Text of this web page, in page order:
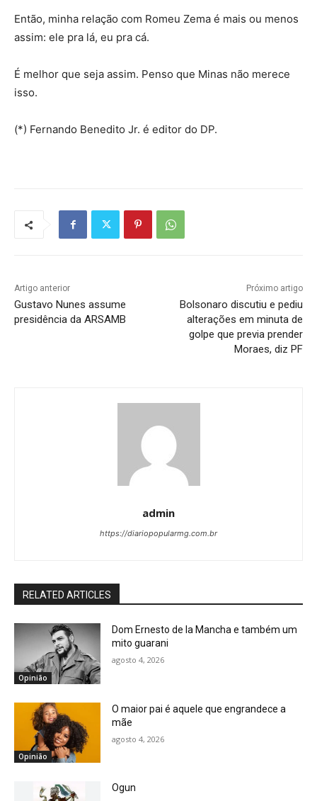
Então, minha relação com Romeu Zema é mais ou menos
assim: ele pra lá, eu pra cá.
É melhor que seja assim. Penso que Minas não merece
isso.
(*) Fernando Benedito Jr. é editor do DP.
Artigo anterior
Gustavo Nunes assume
presidência da ARSAMB
Próximo artigo
Bolsonaro discutiu e pediu
alterações em minuta de
golpe que previa prender
Moraes, diz PF
admin
https://diariopopularmg.com.br
RELATED ARTICLES
Opinião
Dom Ernesto de la Mancha e também um
mito guarani
agosto 4, 2026
Opinião
O maior pai é aquele que engrandece a
mãe
agosto 4, 2026
Ogun